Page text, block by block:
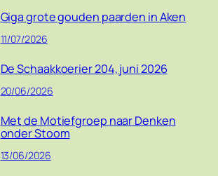
Giga grote gouden paarden in Aken
11/07/2026
De Schaakkoerier 204, juni 2026
20/06/2026
Met de Motiefgroep naar Denken
onder Stoom
13/06/2026